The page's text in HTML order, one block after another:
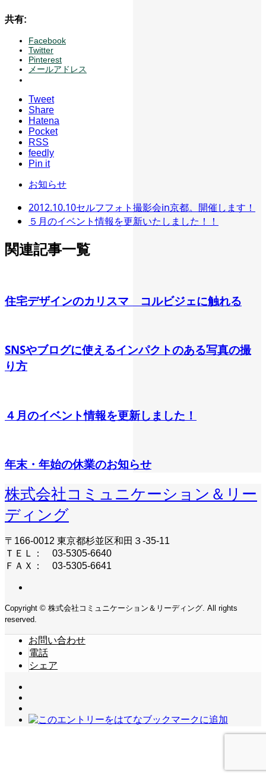
共有:
Facebook
Twitter
Pinterest
メールアドレス
Tweet
Share
Hatena
Pocket
RSS
feedly
Pin it
お知らせ
2012.10.10セルフフォト撮影会in京都。開催します！
５月のイベント情報を更新いたしました！！
関連記事一覧
住宅デザインのカリスマ コルビジェに触れる
SNSやブログに使えるインパクトのある写真の撮
り方
４月のイベント情報を更新しました！
年末・年始の休業のお知らせ
株式会社コミュニケーション＆リー
ディング
〒166-0012 東京都杉並区和田３-35-11
ＴＥＬ： 03-5305-6640
ＦＡＸ： 03-5305-6641
Copyright © 株式会社コミュニケーション＆リーディング. All rights
reserved.
お問い合わせ
電話
シェア